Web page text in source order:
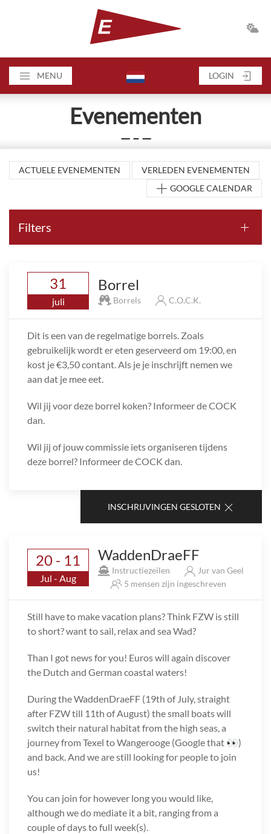
MENU LOGIN
Evenementen
— – —
ACTUELE EVENEMENTEN
VERLEDEN EVENEMENTEN
GOOGLE CALENDAR
Filters
31
juli
Borrel
Borrels C.O.C.K.
Dit is een van de regelmatige borrels. Zoals
gebruikelijk wordt er eten geserveerd om 19:00, en
kost je €3,50 contant. Als je je inschrijft nemen we
aan dat je mee eet.
Wil jij voor deze borrel koken? Informeer de COCK
dan.
Wil jij of jouw commissie iets organiseren tijdens
deze borrel? Informeer de COCK dan.
INSCHRIJVINGEN GESLOTEN
20 - 11
Jul - Aug
WaddenDraeFF
Instructiezeilen
Jur van Geel
5 mensen zijn ingeschreven
Still have to make vacation plans? Think FZW is still
to short? want to sail, relax and sea Wad?
Than I got news for you! Euros will again discover
the Dutch and German coastal waters!
During the WaddenDraeFF (19th of July, straight
after FZW till 11th of August) the small boats will
switch their natural habitat from the high seas, a
journey from Texel to Wangerooge (Google that 👀)
and back. And we are still looking for people to join
us!
You can join for however long you would like,
although we do mediate it a bit, ranging from a
couple of days to full week(s).